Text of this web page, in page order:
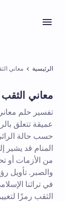
الرئيسية معاني
معاني
تفسير حلم
عميقة تتعلق
حسب حالة
المنام قد
من الأزمات أو
والصبر. تأويل
في تراثنا
الثقب رمزًا